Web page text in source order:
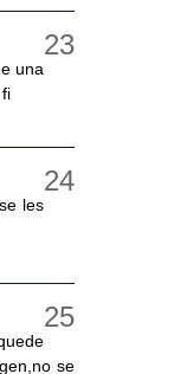
una
les
se